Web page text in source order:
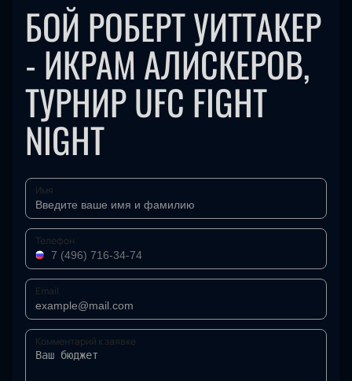
БОЙ РОБЕРТ УИТТАКЕР
- ИКРАМ АЛИСКЕРОВ,
ТУРНИР UFC FIGHT
NIGHT
Имя
Телефон
Email
Комментарий к заявке